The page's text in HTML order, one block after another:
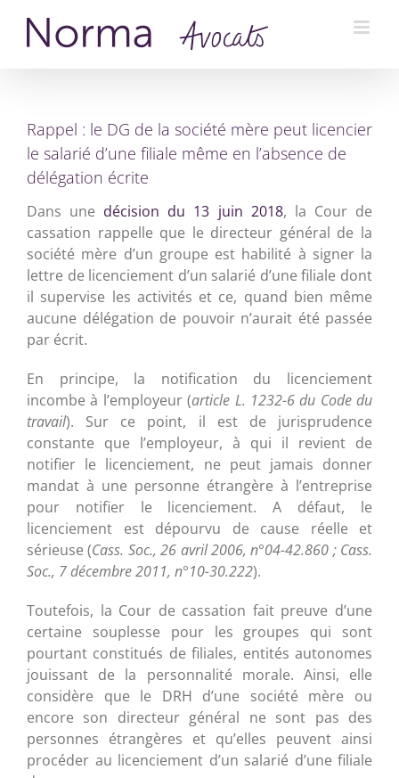
contenu
Rappel : le DG de la société mère peut licencier
le salarié d’une filiale même en l’absence de
délégation écrite
Dans une décision du 13 juin 2018, la Cour de
cassation rappelle que le directeur général de la
société mère d’un groupe est habilité à signer la
lettre de licenciement d’un salarié d’une filiale dont
il supervise les activités et ce, quand bien même
aucune délégation de pouvoir n’aurait été passée
par écrit.
En principe, la notification du licenciement
incombe à l’employeur (article L. 1232-6 du Code du
travail). Sur ce point, il est de jurisprudence
constante que l’employeur, à qui il revient de
notifier le licenciement, ne peut jamais donner
mandat à une personne étrangère à l’entreprise
pour notifier le licenciement. A défaut, le
licenciement est dépourvu de cause réelle et
sérieuse (Cass. Soc., 26 avril 2006, n°04-42.860 ; Cass.
Soc., 7 décembre 2011, n°10-30.222).
Toutefois, la Cour de cassation fait preuve d’une
certaine souplesse pour les groupes qui sont
pourtant constitués de filiales, entités autonomes
jouissant de la personnalité morale. Ainsi, elle
considère que le DRH d’une société mère ou
encore son directeur général ne sont pas des
personnes étrangères et qu’elles peuvent ainsi
procéder au licenciement d’un salarié d’une filiale